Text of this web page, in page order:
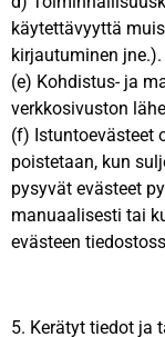
käytettävyyttä
kirjautuminen jne.).
(e) Kohdistus- ja
verkkosivuston
(f) Istuntoevästeet
poistetaan, kun
pysyvät evästeet
manuaalisesti tai
evästeen
5. Kerätyt tiedot ja